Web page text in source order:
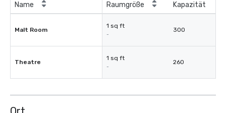
Name Raumgröße
Kapazität
Malt Room
1 sq ft
-
300
Theatre
1 sq ft
-
260